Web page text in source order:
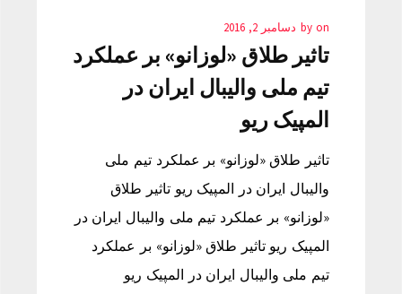
by on دسامبر 2, 2016
تاثیر طلاق «لوزانو» بر عملکرد
تیم ملی والیبال ایران در
المپیک ریو
تاثیر طلاق «لوزانو» بر عملکرد تیم ملی
والیبال ایران در المپیک ریو تاثیر طلاق
«لوزانو» بر عملکرد تیم ملی والیبال ایران در
المپیک ریو تاثیر طلاق «لوزانو» بر عملکرد
تیم ملی والیبال ایران در المپیک ریو